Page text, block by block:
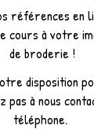
références en
à votre
de broderie !
disposition
pas à nous
téléphone.